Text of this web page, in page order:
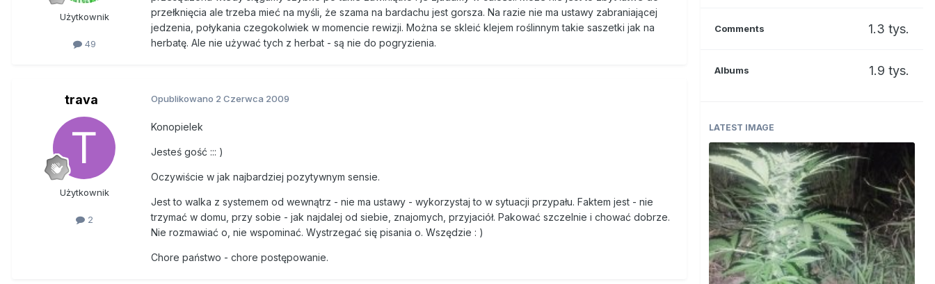
Użytkownik
49
przełknięcia ale trzeba mieć na myśli, że szama na bardachu jest gorsza. Na razie nie ma ustawy zabraniającej
jedzenia, połykania czegokolwiek w momencie rewizji. Można se skleić klejem roślinnym takie saszetki jak na
herbatę. Ale nie używać tych z herbat - są nie do pogryzienia.
trava
Użytkownik
2
Opublikowano 2 Czerwca 2009
Konopielek
Jesteś gość ::: )
Oczywiście w jak najbardziej pozytywnym sensie.
Jest to walka z systemem od wewnątrz - nie ma ustawy - wykorzystaj to w sytuacji przypału. Faktem jest - nie
trzymać w domu, przy sobie - jak najdalej od siebie, znajomych, przyjaciół. Pakować szczelnie i chować dobrze.
Nie rozmawiać o, nie wspominać. Wystrzegać się pisania o. Wszędzie : )
Chore państwo - chore postępowanie.
Comments 1.3 tys.
Albums 1.9 tys.
LATEST IMAGE